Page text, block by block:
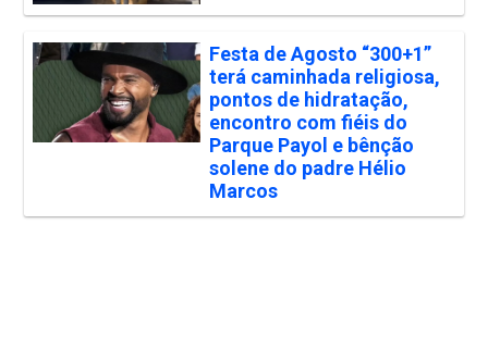
Festa de Agosto “300+1”
terá caminhada religiosa,
pontos de hidratação,
encontro com fiéis do
Parque Payol e bênção
solene do padre Hélio
Marcos